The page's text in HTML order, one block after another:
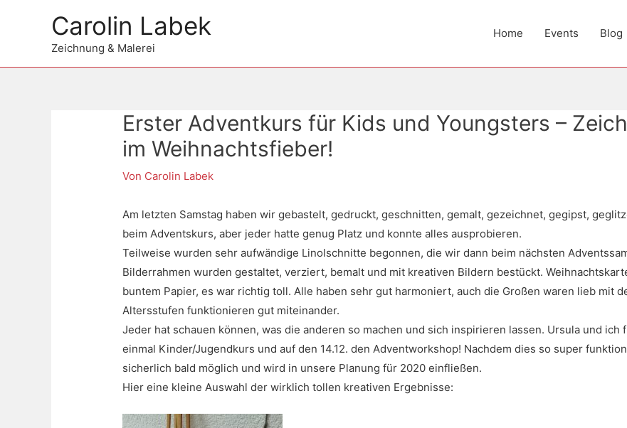
Carolin Labek
Zeichnung & Malerei
Home Events Blog
Erster Adventkurs für Kids und Youngsters –
im Weihnachtsfieber!
Von Carolin Labek
Am letzten Samstag haben wir gebastelt, gedruckt, geschnitten, gemalt, gezeichnet, gegipst,
beim Adventskurs, aber jeder hatte genug Platz und konnte alles ausprobieren.
Teilweise wurden sehr aufwändige Linolschnitte begonnen, die wir dann beim nächsten
Bilderrahmen wurden gestaltet, verziert, bemalt und mit kreativen Bildern bestückt.
buntem Papier, es war richtig toll. Alle haben sehr gut harmoniert, auch die Großen waren lieb mit
Altersstufen funktionieren gut miteinander.
Jeder hat schauen können, was die anderen so machen und sich inspirieren lassen. Ursula und ich
einmal Kinder/Jugendkurs und auf den 14.12. den Adventworkshop! Nachdem dies so super
sicherlich bald möglich und wird in unsere Planung für 2020 einfließen.
Hier eine kleine Auswahl der wirklich tollen kreativen Ergebnisse:
Beitragsnavigation